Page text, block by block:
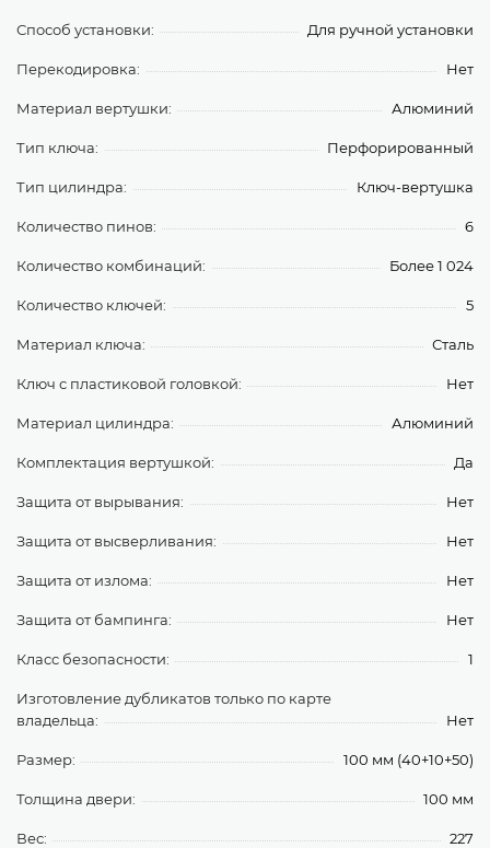
Способ установки: Для ручной установки
Перекодировка: Нет
Материал вертушки: Алюминий
Тип ключа: Перфорированный
Тип цилиндра: Ключ-вертушка
Количество пинов: 6
Количество комбинаций: Более 1 024
Количество ключей: 5
Материал ключа: Сталь
Ключ с пластиковой головкой: Нет
Материал цилиндра: Алюминий
Комплектация вертушкой: Да
Защита от вырывания: Нет
Защита от высверливания: Нет
Защита от излома: Нет
Защита от бампинга: Нет
Класс безопасности: 1
Изготовление дубликатов только по карте
владельца:
Нет
Размер: 100 мм (40+10+50)
Толщина двери: 100 мм
Вес: 227